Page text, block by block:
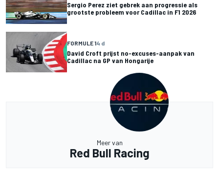
Sergio Perez ziet gebrek aan progressie als
grootste probleem voor Cadillac in F1 2026
FORMULE 14 d
David Croft prijst no-excuses-aanpak van
Cadillac na GP van Hongarije
Meer van
Red Bull Racing